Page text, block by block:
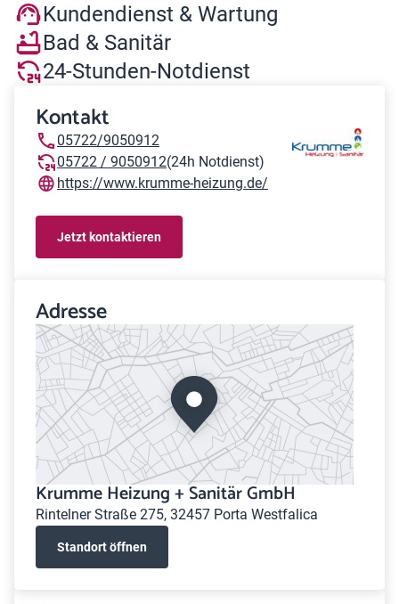
Kundendienst & Wartung
Bad & Sanitär
24-Stunden-Notdienst
Kontakt
05722/9050912
05722 / 9050912(24h Notdienst)
https://www.krumme-heizung.de/
Jetzt kontaktieren
Adresse
Krumme Heizung + Sanitär GmbH
Rintelner Straße 275, 32457 Porta Westfalica
Standort öffnen